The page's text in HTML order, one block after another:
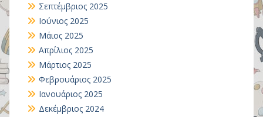
Σεπτέμβριος 2025
Ιούνιος 2025
Μάιος 2025
Απρίλιος 2025
Μάρτιος 2025
Φεβρουάριος 2025
Ιανουάριος 2025
Δεκέμβριος 2024